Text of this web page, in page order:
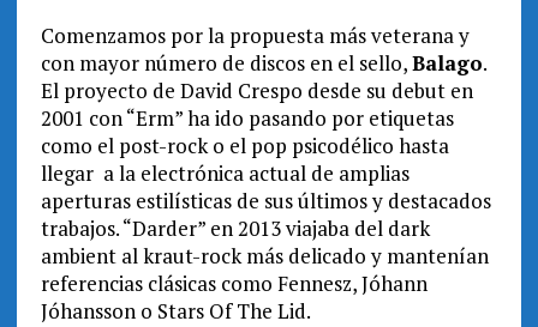
Comenzamos por la propuesta más veterana y
con mayor número de discos en el sello,Balago.
El proyecto de David Crespo desde su debut en
2001 con “Erm” ha ido pasando por etiquetas
como el post-rock o el pop psicodélico hasta
llegar a la electrónica actual de amplias
aperturas estilísticas de sus últimos y destacados
trabajos. “Darder” en 2013 viajaba del dark
ambient al kraut-rock más delicado y mantenían
referencias clásicas como Fennesz, Jóhann
Jóhansson o Stars Of The Lid.